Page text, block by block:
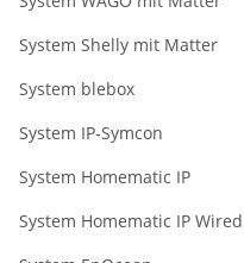
System Shelly mit Matter
System blebox
System IP-Symcon
System Homematic IP
System Homematic IP Wired